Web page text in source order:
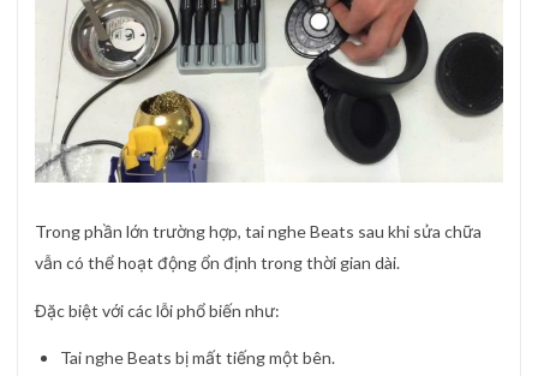
Trong phần lớn trường hợp, tai nghe Beats sau khi sửa chữa
vẫn có thể hoạt động ổn định trong thời gian dài.
Đặc biệt với các lỗi phổ biến như:
Tai nghe Beats bị mất tiếng một bên.